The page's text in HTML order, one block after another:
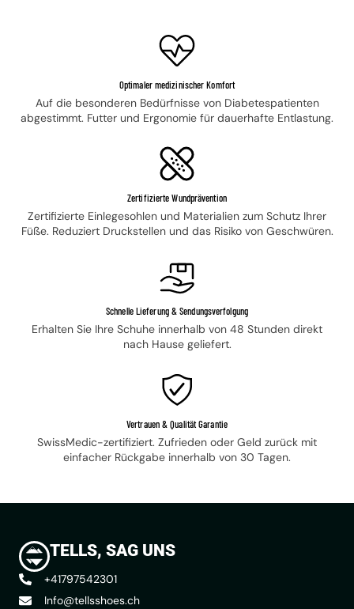
Optimaler medizinischer Komfort
Auf die besonderen Bedürfnisse von Diabetespatienten
abgestimmt. Futter und Ergonomie für dauerhafte Entlastung.
Zertifizierte Wundprävention
Zertifizierte Einlegesohlen und Materialien zum Schutz Ihrer
Füße. Reduziert Druckstellen und das Risiko von Geschwüren.
Schnelle Lieferung & Sendungsverfolgung
Erhalten Sie Ihre Schuhe innerhalb von 48 Stunden direkt
nach Hause geliefert.
Vertrauen & Qualität Garantie
SwissMedic-zertifiziert. Zufrieden oder Geld zurück mit
einfacher Rückgabe innerhalb von 30 Tagen.
TELLS, SAG UNS
+41797542301
Info@tellsshoes.ch